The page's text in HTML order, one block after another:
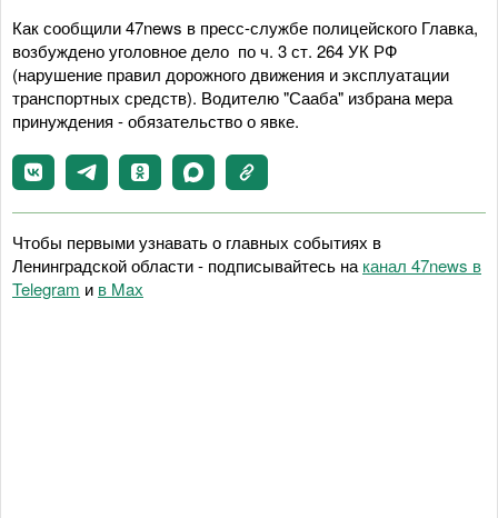
Как сообщили 47news в пресс-службе полицейского Главка,
возбуждено уголовное дело по ч. 3 ст. 264 УК РФ
(нарушение правил дорожного движения и эксплуатации
транспортных средств). Водителю "Сааба" избрана мера
принуждения - обязательство о явке.
Чтобы первыми узнавать о главных событиях в
Ленинградской области - подписывайтесь на канал 47news в
Telegram и в Maх